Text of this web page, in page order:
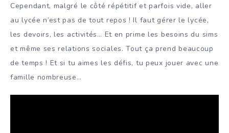
Cependant, malgré le côté répétitif et parfois vide, aller
au lycée n’est pas de tout repos ! Il faut gérer le lycée,
les devoirs, les activités… Et en prime les besoins du sims
et même ses relations sociales. Tout ça prend beaucoup
de temps ! Et si tu aimes les défis, tu peux jouer avec une
famille nombreuse…